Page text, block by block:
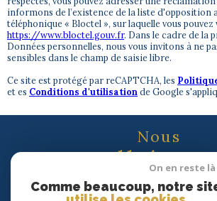
informons de l’existence de la liste d'opposition
téléphonique « Bloctel », sur laquelle vous
https://www.bloctel.gouv.fr. Dans le cadre de la
Données personnelles, nous vous invitons à ne
sensibles dans le champ de saisie libre.
Ce site est protégé par reCAPTCHA, les
et es Conditions d'utilisation de Google
Nous
On en reste là
Comme beaucoup, notre